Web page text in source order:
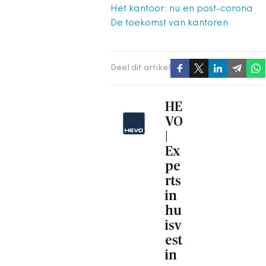
Het kantoor: nu en post-corona
De toekomst van kantoren
Deel dit artikel
HE
VO
Ex
pe
rts
in
hu
isv
est
in